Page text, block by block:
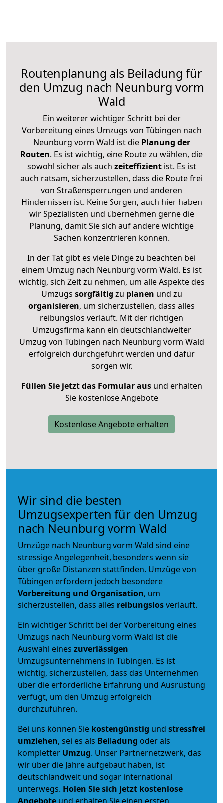
Routenplanung als Beiladung für
den Umzug nach Neunburg vorm
Wald
Ein weiterer wichtiger Schritt bei der
Vorbereitung eines Umzugs von Tübingen nach
Neunburg vorm Wald ist diePlanung der
Routen. Es ist wichtig, eine Route zu wählen, die
sowohl sicher als auch zeiteffizientist. Es ist
auch ratsam, sicherzustellen, dass die Route frei
von Straßensperrungen und anderen
Hindernissen ist. Keine Sorgen, auch hier haben
wir Spezialisten und übernehmen gerne die
Planung, damit Sie sich auf andere wichtige
Sachen konzentrieren können.
In der Tat gibt es viele Dinge zu beachten bei
einem Umzug nach Neunburg vorm Wald. Es ist
wichtig, sich Zeit zu nehmen, um alle Aspekte des
Umzugs sorgfältig zu planen und zu
organisieren, um sicherzustellen, dass alles
reibungslos verläuft. Mit der richtigen
Umzugsfirma kann ein deutschlandweiter
Umzug von Tübingen nach Neunburg vorm Wald
erfolgreich durchgeführt werden und dafür
sorgen wir.
Füllen Sie jetzt das Formular ausund erhalten
Sie kostenlose Angebote
Kostenlose Angebote erhalten
Wir sind die besten
Umzugsexperten für den Umzug
nach Neunburg vorm Wald
Umzüge nach Neunburg vorm Wald sind eine
stressige Angelegenheit, besonders wenn sie
über große Distanzen stattfinden. Umzüge von
Tübingen erfordern jedoch besondere
Vorbereitung und Organisation, um
sicherzustellen, dass alles reibungslosverläuft.
Ein wichtiger Schritt bei der Vorbereitung eines
Umzugs nach Neunburg vorm Wald ist die
Auswahl eines zuverlässigen
Umzugsunternehmens in Tübingen. Es ist
wichtig, sicherzustellen, dass das Unternehmen
über die erforderliche Erfahrung und Ausrüstung
verfügt, um den Umzug erfolgreich
durchzuführen.
Bei uns können Sie kostengünstig und stressfrei
umziehen, sei es als Beiladung oder als
kompletter Umzug. Unser Partnernetzwerk, das
wir über die Jahre aufgebaut haben, ist
deutschlandweit und sogar international
unterwegs. Holen Sie sich jetzt kostenlose
Angebote und erhalten Sie einen ersten